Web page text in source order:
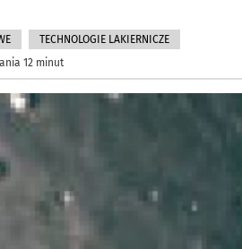
TECHNOLOGIE LAKIERNICZE
12 minut